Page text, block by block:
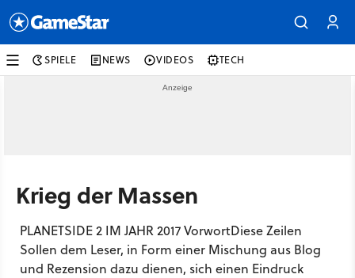
SPIELE NEWS VIDEOS TECH
Krieg der Massen
PLANETSIDE 2 IM JAHR 2017 VorwortDiese Zeilen
Sollen dem Leser, in Form einer Mischung aus Blog
und Rezension dazu dienen, sich einen Eindruck